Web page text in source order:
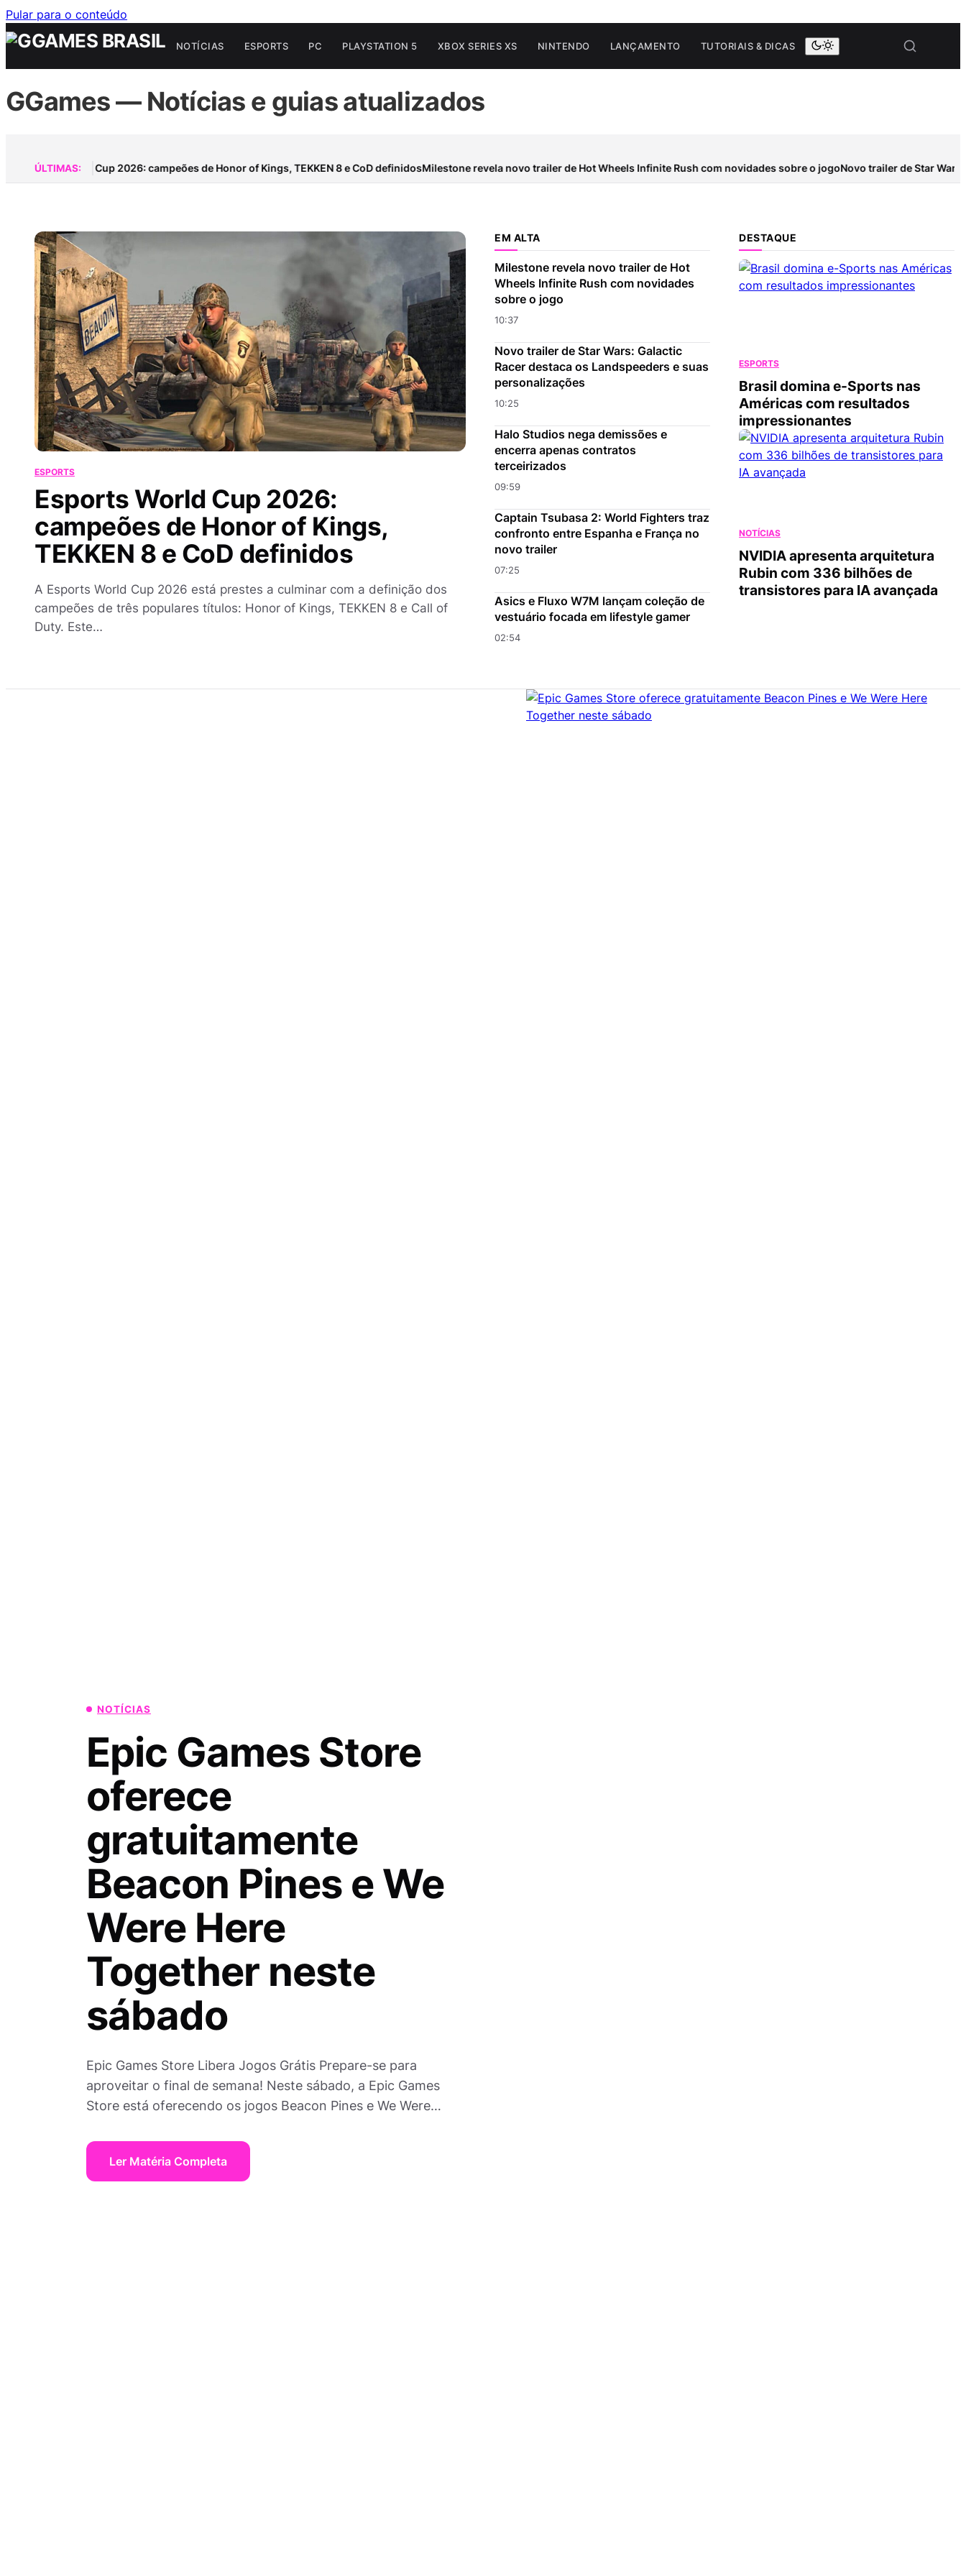
Pular para o conteúdo
NOTÍCIAS ESPORTS PC PLAYSTATION 5 XBOX SERIES XS NINTENDO LANÇAMENTO TUTORIAIS & DICAS
GGames — Notícias e guias atualizados
ÚLTIMAS:
Esports World Cup 2026: campeões de Honor of Kings, TEKKEN 8 e CoD definidosMilestone revela novo trailer de Hot Wheels Infinite Rush com novidades sobre o jogoNovo trailer de Star Wars:
ESPORTS
Esports World Cup 2026:
campeões de Honor of Kings,
TEKKEN 8 e CoD definidos
A Esports World Cup 2026 está prestes a culminar com a definição dos
campeões de três populares títulos: Honor of Kings, TEKKEN 8 e Call of
Duty. Este…
EM ALTA
Milestone revela novo trailer de Hot
Wheels Infinite Rush com novidades
sobre o jogo
10:37
Novo trailer de Star Wars: Galactic
Racer destaca os Landspeeders e suas
personalizações
10:25
Halo Studios nega demissões e
encerra apenas contratos
terceirizados
09:59
Captain Tsubasa 2: World Fighters traz
confronto entre Espanha e França no
novo trailer
07:25
Asics e Fluxo W7M lançam coleção de
vestuário focada em lifestyle gamer
02:54
DESTAQUE
ESPORTS
Brasil domina e-Sports nas
Américas com resultados
impressionantes
NOTÍCIAS
NVIDIA apresenta arquitetura
Rubin com 336 bilhões de
transistores para IA avançada
NOTÍCIAS
Epic Games Store
oferece
gratuitamente
Beacon Pines e We
Were Here
Together neste
sábado
Epic Games Store Libera Jogos Grátis Prepare-se para
aproveitar o final de semana! Neste sábado, a Epic Games
Store está oferecendo os jogos Beacon Pines e We Were…
Ler Matéria Completa